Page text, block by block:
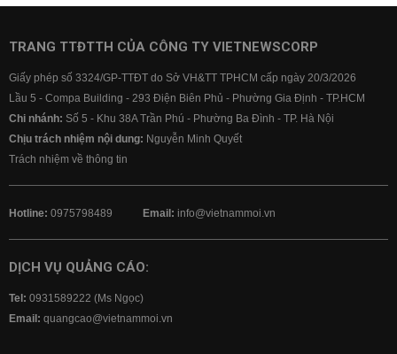
TRANG TTĐTTH CỦA CÔNG TY VIETNEWSCORP
Giấy phép số 3324/GP-TTĐT do Sở VH&TT TPHCM cấp ngày 20/3/2026
Lầu 5 - Compa Building - 293 Điện Biên Phủ - Phường Gia Định - TP.HCM
Chi nhánh: Số 5 - Khu 38A Trần Phú - Phường Ba Đình - TP. Hà Nội
Chịu trách nhiệm nội dung: Nguyễn Minh Quyết
Trách nhiệm về thông tin
Hotline: 0975798489 Email: info@vietnammoi.vn
DỊCH VỤ QUẢNG CÁO:
Tel: 0931589222 (Ms Ngọc)
Email: quangcao@vietnammoi.vn